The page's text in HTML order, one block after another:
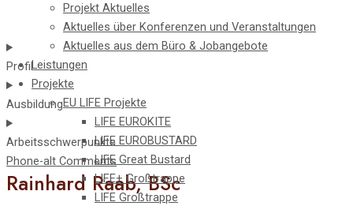
Projekt Aktuelles
Aktuelles über Konferenzen und Veranstaltungen
Aktuelles aus dem Büro & Jobangebote
Leistungen
Projekte
EU LIFE Projekte
LIFE EUROKITE
LIFE EUROBUSTARD
LIFE Great Bustard​
LIFE+ Großtrappe
LIFE Großtrappe
Profil
Ausbildung
Arbeitsschwerpunkte
Phone-alt Comments
Rainhard Raab, BSc